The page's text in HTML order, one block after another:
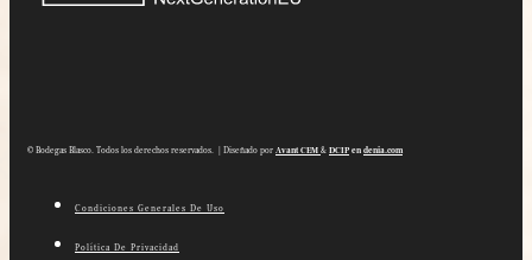
© Bodegas Blasco. Todos los derechos reservados. | Diseñado por Avant CEM & DCIP en denia.com
Condiciones Generales De Uso
Política De Privacidad